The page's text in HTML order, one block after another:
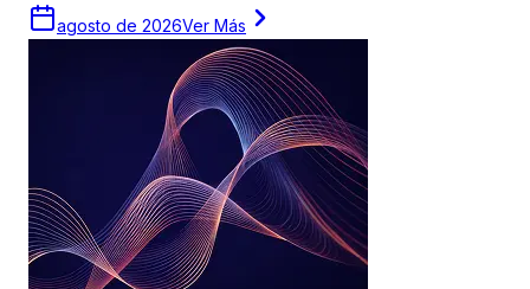
América Latina obtuvo un valor de alrededor de USD 390
millones en 2021.
agosto de 2026Ver Más